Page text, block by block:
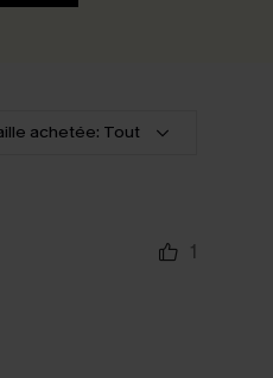
achetée: Tout
1